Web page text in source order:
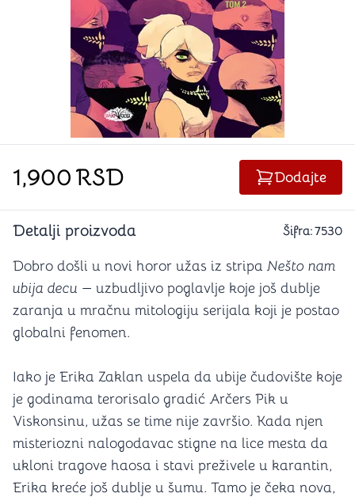
1,900RSD Dodajte
Detalji proizvoda Šifra:7530
Dobro došli u novi horor užas iz stripaNešto nam
ubija decu — uzbudljivo poglavlje koje još dublje
zaranja u mračnu mitologiju serijala koji je postao
globalni fenomen.
Iako je Erika Zaklan uspela da ubije čudovište koje
je godinama terorisalo gradić Arčers Pik u
Viskonsinu, užas se time nije završio. Kada njen
misteriozni nalogodavac stigne na lice mesta da
ukloni tragove haosa i stavi preživele u karantin,
Erika kreće još dublje u šumu. Tamo je čeka nova,